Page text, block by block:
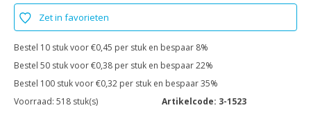
Zet in favorieten
Bestel 10 stuk voor €0,45 per stuk en bespaar 8%
Bestel 50 stuk voor €0,38 per stuk en bespaar 22%
Bestel 100 stuk voor €0,32 per stuk en bespaar 35%
Voorraad: 518 stuk(s) Artikelcode: 3-1523